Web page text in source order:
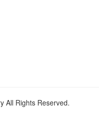
All Rights Reserved.